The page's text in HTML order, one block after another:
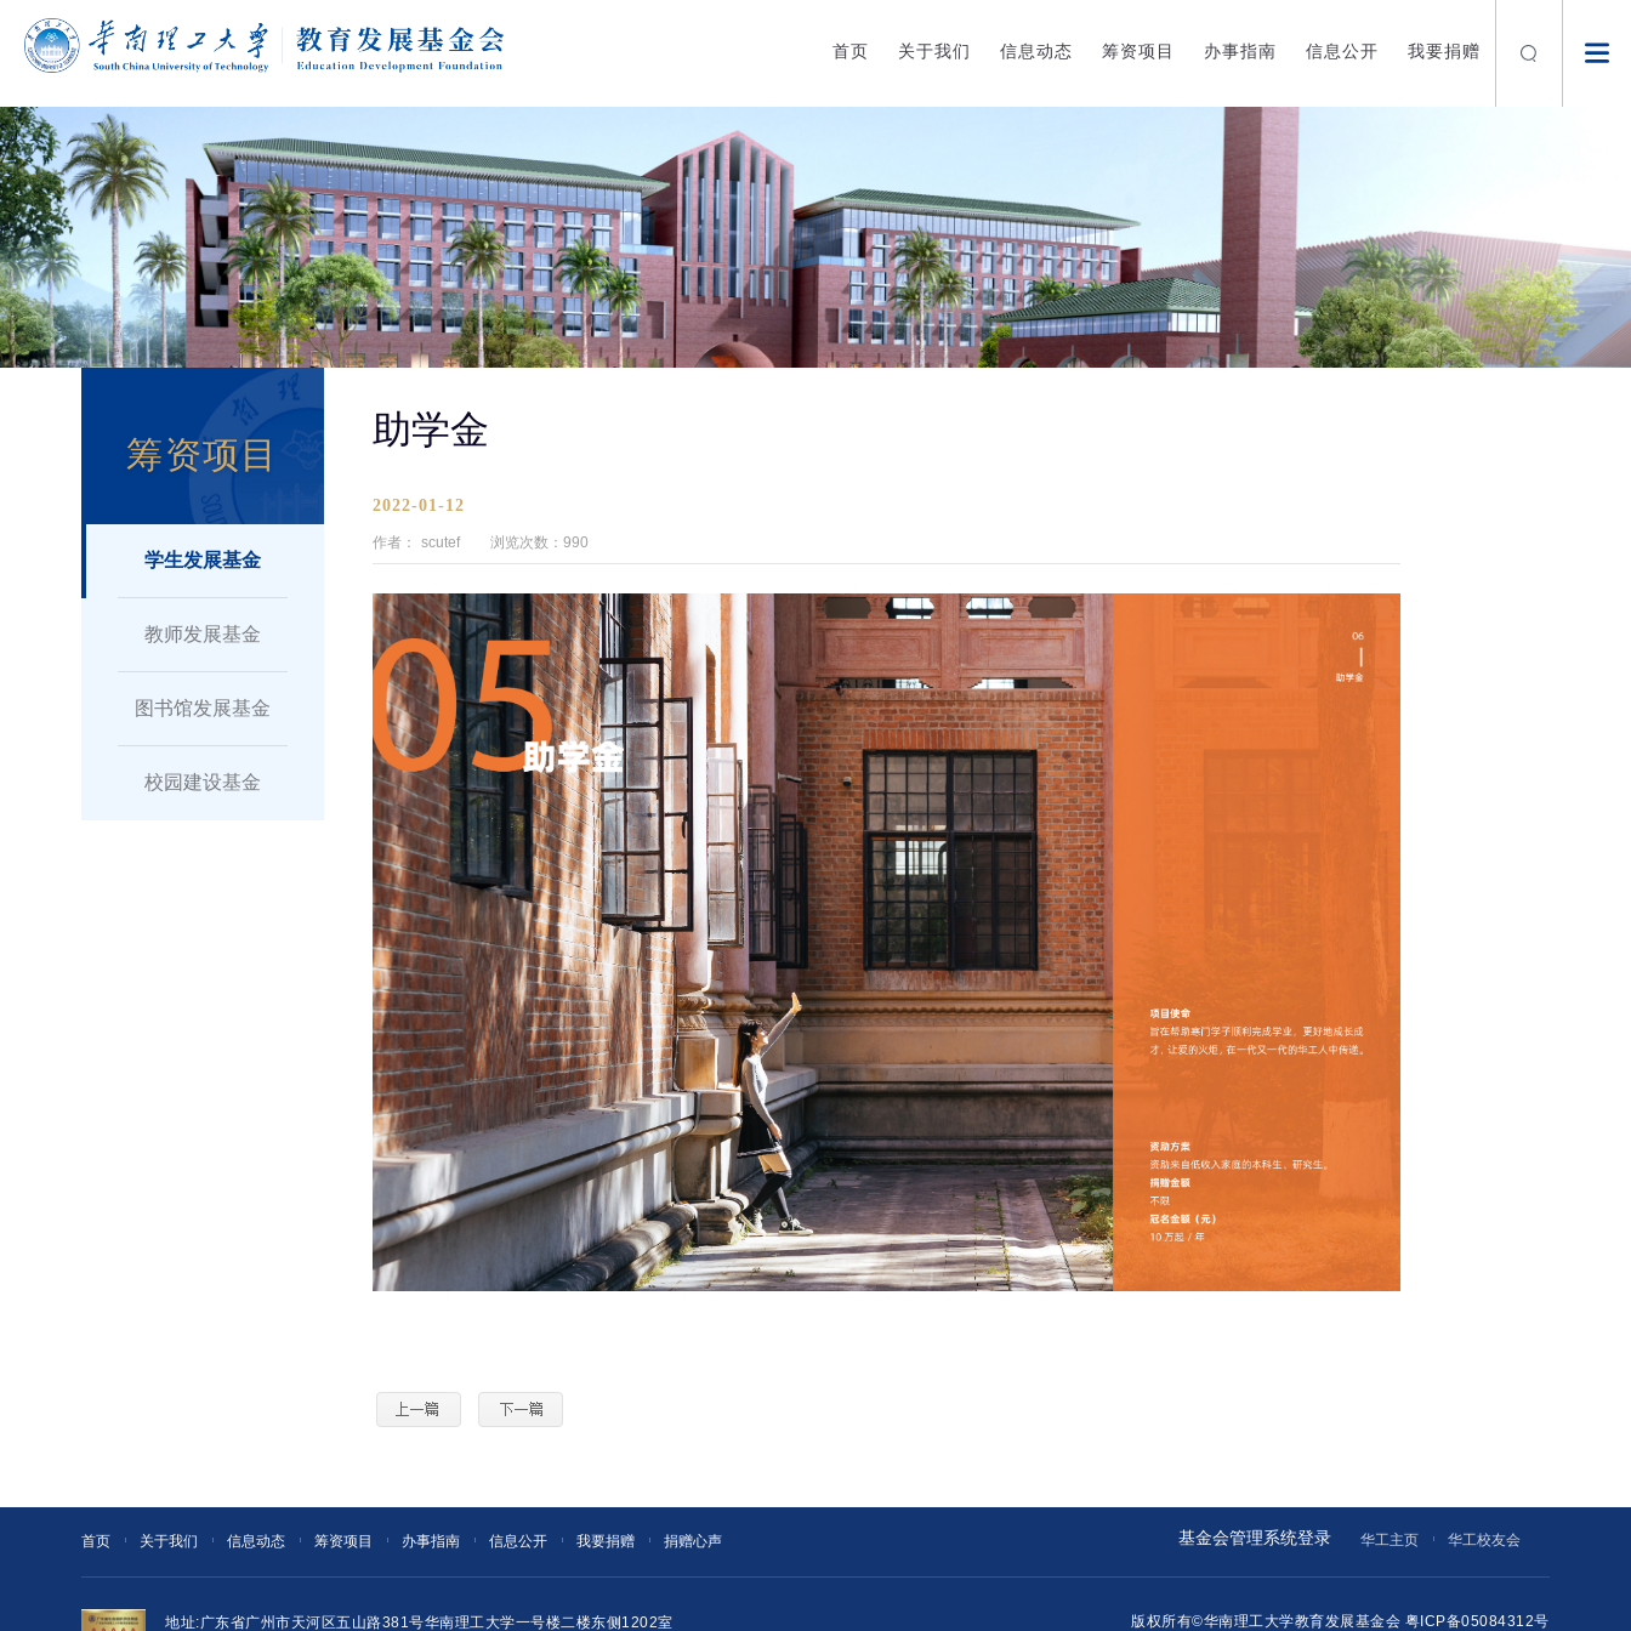
首页 关于我们 信息动态 筹资项目 办事指南 信息公开 我要捐赠
筹资项目
学生发展基金
教师发展基金
图书馆发展基金
校园建设基金
助学金
2022-01-12
作者： scutef 浏览次数：990
首页 关于我们 信息动态 筹资项目 办事指南 信息公开 我要捐赠 捐赠心声 基金会管理系统登录 华工主页 华工校友会
地址:广东省广州市天河区五山路381号华南理工大学一号楼二楼东侧1202室 版权所有©华南理工大学教育发展基金会 粤ICP备05084312号